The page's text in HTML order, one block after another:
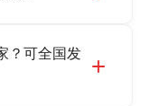
地址迎宾大街 9
号，是专业隔震
LNR 天然、
？可全国发